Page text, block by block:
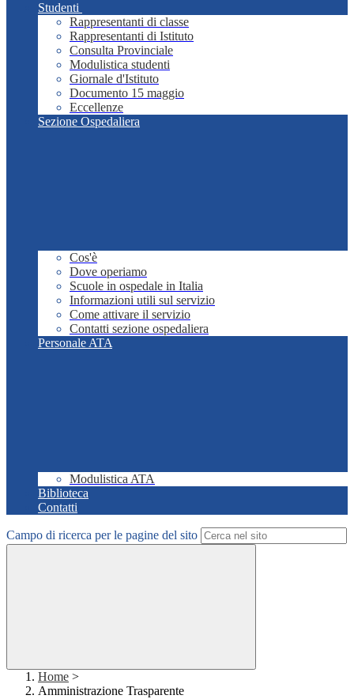
Studenti
Rappresentanti di classe
Rappresentanti di Istituto
Consulta Provinciale
Modulistica studenti
Giornale d'Istituto
Documento 15 maggio
Eccellenze
Sezione Ospedaliera
Cos'è
Dove operiamo
Scuole in ospedale in Italia
Informazioni utili sul servizio
Come attivare il servizio
Contatti sezione ospedaliera
Personale ATA
Modulistica ATA
Biblioteca
Contatti
Campo di ricerca per le pagine del sito
Home >
Amministrazione Trasparente